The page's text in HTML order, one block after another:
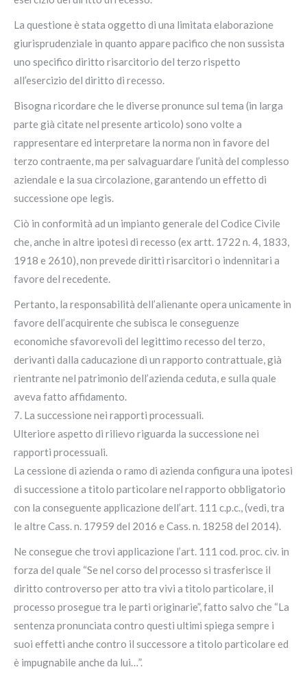
La questione è stata oggetto di una limitata elaborazione
giurisprudenziale in quanto appare pacifico che non sussista
uno specifico diritto risarcitorio del terzo rispetto
all’esercizio del diritto di recesso.
Bisogna ricordare che le diverse pronunce sul tema (in larga
parte già citate nel presente articolo) sono volte a
rappresentare ed interpretare la norma non in favore del
terzo contraente, ma per salvaguardare l’unità del complesso
aziendale e la sua circolazione, garantendo un effetto di
successione ope legis.
Ciò in conformità ad un impianto generale del Codice Civile
che, anche in altre ipotesi di recesso (ex artt. 1722 n. 4, 1833,
1918 e 2610), non prevede diritti risarcitori o indennitari a
favore del recedente.
Pertanto, la responsabilità dell’alienante opera unicamente in
favore dell’acquirente che subisca le conseguenze
economiche sfavorevoli del legittimo recesso del terzo,
derivanti dalla caducazione di un rapporto contrattuale, già
rientrante nel patrimonio dell’azienda ceduta, e sulla quale
aveva fatto affidamento.
7. La successione nei rapporti processuali.
Ulteriore aspetto di rilievo riguarda la successione nei
rapporti processuali.
La cessione di azienda o ramo di azienda configura una ipotesi
di successione a titolo particolare nel rapporto obbligatorio
con la conseguente applicazione dell’art. 111 c.p.c., (vedi, tra
le altre Cass. n. 17959 del 2016 e Cass. n. 18258 del 2014).
Ne consegue che trovi applicazione l’art. 111 cod. proc. civ. in
forza del quale “Se nel corso del processo si trasferisce il
diritto controverso per atto tra vivi a titolo particolare, il
processo prosegue tra le parti originarie”, fatto salvo che “La
sentenza pronunciata contro questi ultimi spiega sempre i
suoi effetti anche contro il successore a titolo particolare ed
è impugnabile anche da lui…”.